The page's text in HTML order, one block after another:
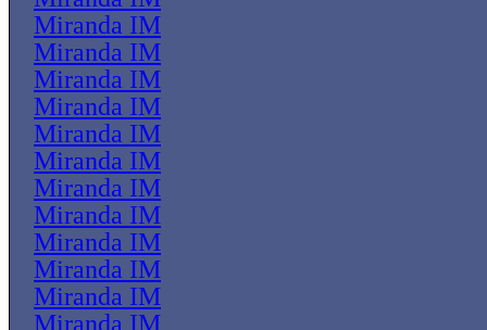
Miranda IM
Miranda IM
Miranda IM
Miranda IM
Miranda IM
Miranda IM
Miranda IM
Miranda IM
Miranda IM
Miranda IM
Miranda IM
Miranda IM